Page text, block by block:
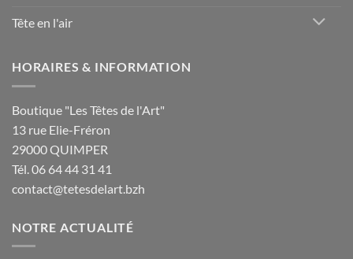
Tête en l'air
HORAIRES & INFORMATION
Boutique "Les Têtes de l'Art"
13 rue Elie-Fréron
29000 QUIMPER
Tél. 06 64 44 31 41
contact@tetesdelart.bzh
NOTRE ACTUALITÉ